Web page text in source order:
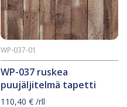
WP-037 ruskea
puujäljitelmä tapetti
WP-037-01
110,40€ /rll